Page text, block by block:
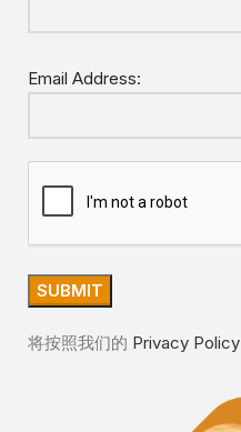
Email Address:
将按照我们的 Privacy Policy